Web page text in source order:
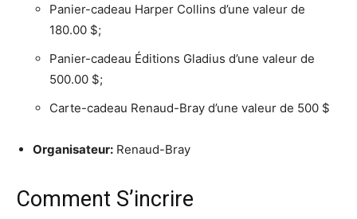
Panier-cadeau Harper Collins d’une valeur de
180.00 $;
Panier-cadeau Éditions Gladius d’une valeur de
500.00 $;
Carte-cadeau Renaud-Bray d’une valeur de 500 $
Organisateur: Renaud-Bray
Comment S’incrire